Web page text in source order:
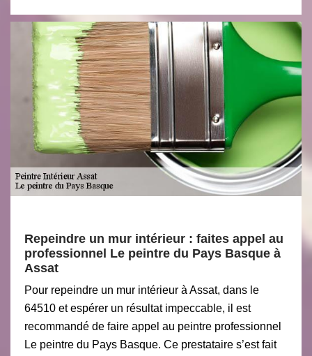
Repeindre un mur intérieur : faites appel au
professionnel Le peintre du Pays Basque à
Assat
Pour repeindre un mur intérieur à Assat, dans le
64510 et espérer un résultat impeccable, il est
recommandé de faire appel au peintre professionnel
Le peintre du Pays Basque. Ce prestataire s’est fait